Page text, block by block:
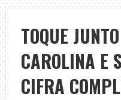
TOQUE
CAROLINA E
CIFRA